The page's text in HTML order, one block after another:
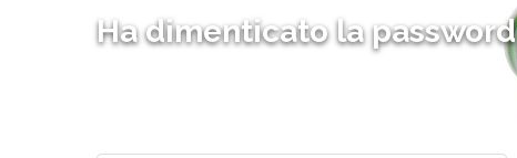
Ha dimenticato la password